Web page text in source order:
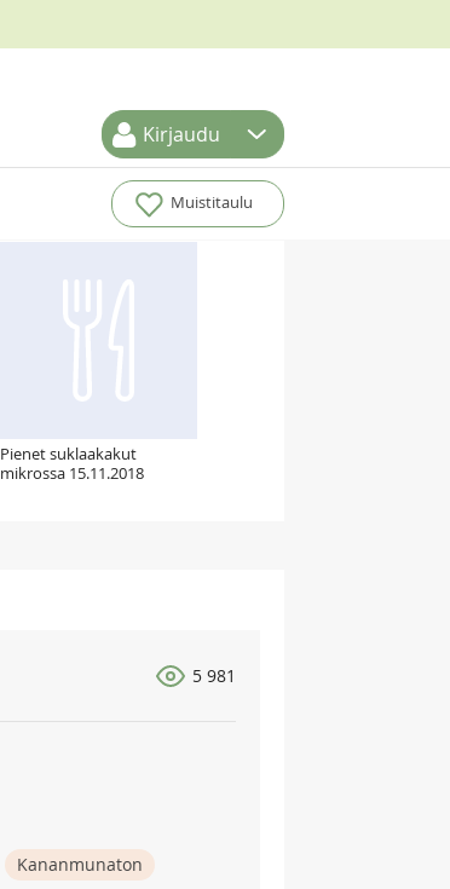
Kirjaudu
Muistitaulu
Pienet suklaakakut
mikrossa 15.11.2018
5 981
Kananmunaton